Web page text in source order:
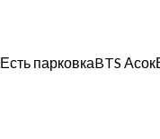
Есть парковкаBTS Асок